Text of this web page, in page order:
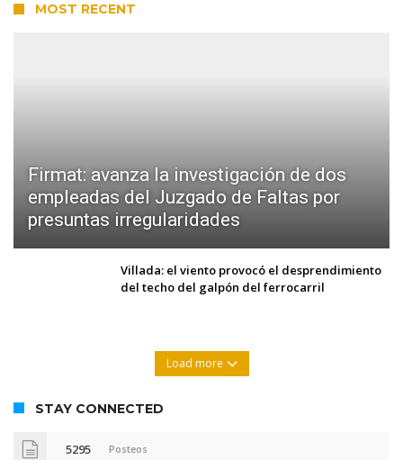
MOST RECENT
Firmat: avanza la investigación de dos
empleadas del Juzgado de Faltas por
presuntas irregularidades
Villada: el viento provocó el desprendimiento
del techo del galpón del ferrocarril
Load more
STAY CONNECTED
5295 Posteos